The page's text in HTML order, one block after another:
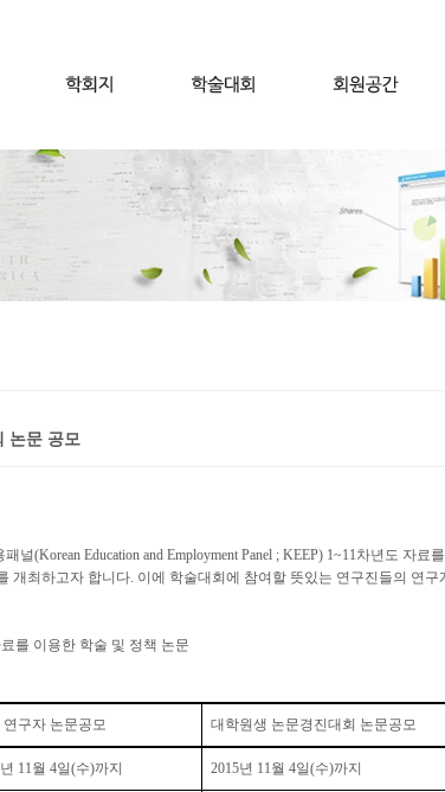
논문 공모
패널(Korean Education and Employment Panel ; KEEP) 1~11차년도 자료
개최하고자 합니다. 이에 학술대회에 참여할 뜻있는 연구진들의 연
를 이용한 학술 및 정책 논문
연구자 논문공모 대학원생 논문경진대회 논문공모
년 11월 4일(수)까지 2015년 11월 4일(수)까지